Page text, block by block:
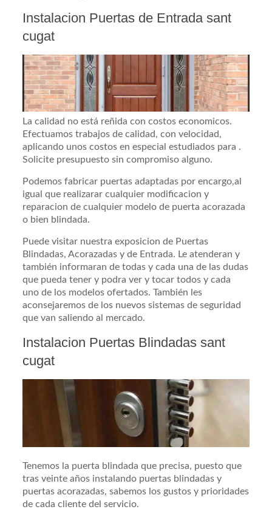
Instalacion Puertas de Entrada sant
cugat
La calidad no está reñida con costos economicos.
Efectuamos trabajos de calidad, con velocidad,
aplicando unos costos en especial estudiados para .
Solicite presupuesto sin compromiso alguno.
Podemos fabricar puertas adaptadas por encargo,al
igual que realizarar cualquier modificacion y
reparacion de cualquier modelo de puerta acorazada
o bien blindada.
Puede visitar nuestra exposicion de Puertas
Blindadas, Acorazadas y de Entrada. Le atenderan y
también informaran de todas y cada una de las dudas
que pueda tener y podra ver y tocar todos y cada
uno de los modelos ofertados. También les
aconsejaremos de los nuevos sistemas de seguridad
que van saliendo al mercado.
Instalacion Puertas Blindadas sant
cugat
Tenemos la puerta blindada que precisa, puesto que
tras veinte años instalando puertas blindadas y
puertas acorazadas, sabemos los gustos y prioridades
de cada cliente del servicio.